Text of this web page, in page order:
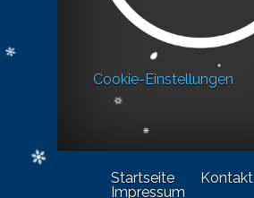
Cookie-Einstellungen
Startseite
Kontakt
Impressum